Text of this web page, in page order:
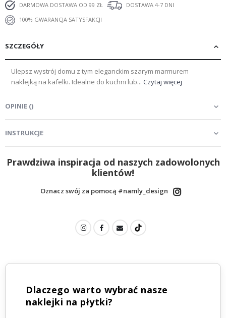
DARMOWA DOSTAWA OD 99 ZŁ
DOSTAWA 4-7 DNI
100% GWARANCJA SATYSFAKCJI
SZCZEGÓŁY
Ulepsz wystrój domu z tym eleganckim szarym marmurem
naklejką na kafelki. Idealne do kuchni lub... Czytaj więcej
OPINIE ()
INSTRUKCJE
Prawdziwa inspiracja od naszych zadowolonych
klientów!
Oznacz swój za pomocą #namly_design
Dlaczego warto wybrać nasze
naklejki na płytki?